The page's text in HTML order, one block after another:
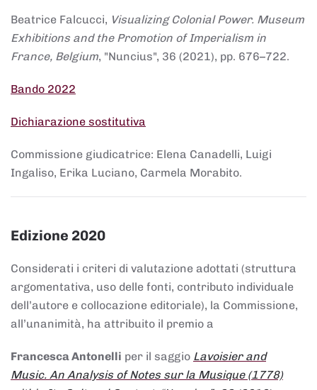
Beatrice Falcucci, Visualizing Colonial Power. Museum
Exhibitions and the Promotion of Imperialism in
France, Belgium, "Nuncius", 36 (2021), pp. 676–722.
Bando 2022
Dichiarazione sostitutiva
Commissione giudicatrice: Elena Canadelli, Luigi
Ingaliso, Erika Luciano, Carmela Morabito.
Edizione 2020
Considerati i criteri di valutazione adottati (struttura
argomentativa, uso delle fonti, contributo individuale
dell’autore e collocazione editoriale), la Commissione,
all’unanimità, ha attribuito il premio a
Francesca Antonelli per il saggio Lavoisier and
Music. An Analysis of Notes sur la Musique (1778)